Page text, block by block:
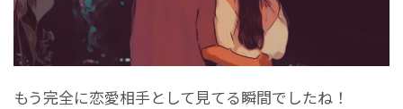
もう完全に恋愛相手として見てる瞬間でしたね！